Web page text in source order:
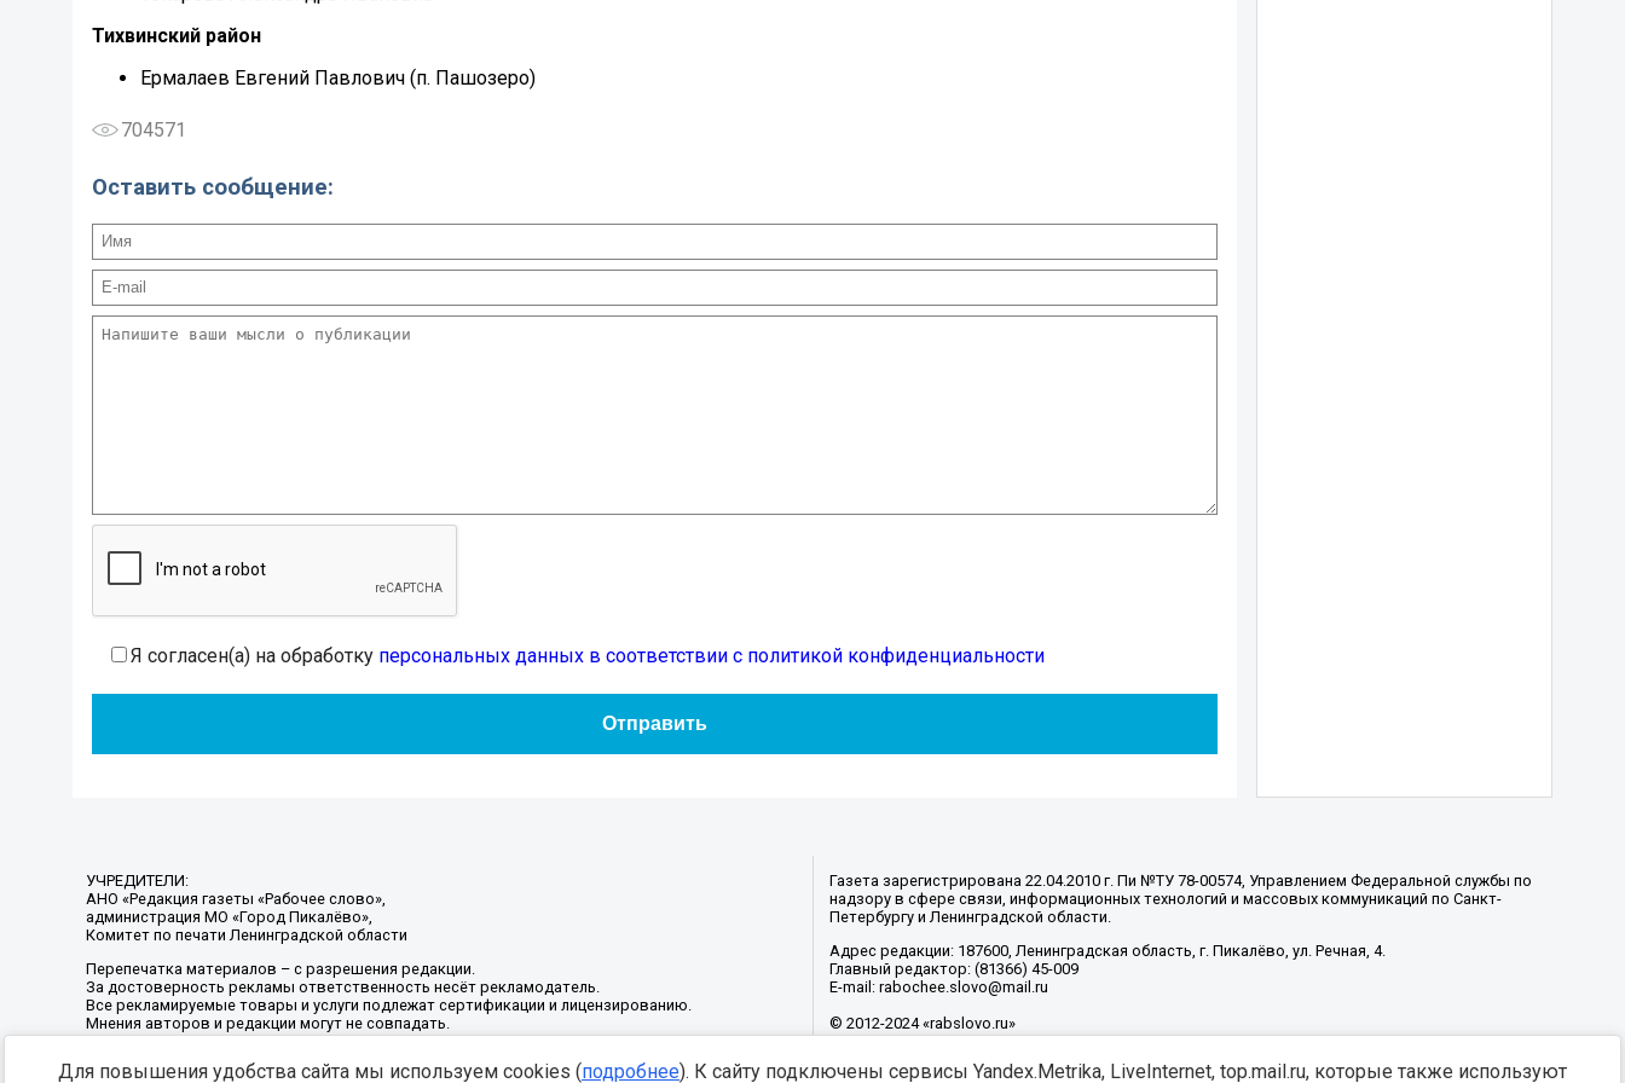
Тихвинский район
Ермалаев Евгений Павлович (п. Пашозеро)
704571
Оставить сообщение:
Я согласен(а) на обработку персональных данных в соответствии с политикой конфиденциальности
УЧРЕДИТЕЛИ:
АНО «Редакция газеты «Рабочее слово»,
администрация МО «Город Пикалёво»,
Комитет по печати Ленинградской области
Перепечатка материалов – с разрешения редакции.
За достоверность рекламы ответственность несёт рекламодатель.
Все рекламируемые товары и услуги подлежат сертификации и лицензированию.
Мнения авторов и редакции могут не совпадать.
Газета зарегистрирована 22.04.2010 г. Пи №ТУ 78-00574, Управлением Федеральной службы по
надзору в сфере связи, информационных технологий и массовых коммуникаций по Санкт-
Петербургу и Ленинградской области.
Адрес редакции: 187600, Ленинградская область, г. Пикалёво, ул. Речная, 4.
Главный редактор: (81366) 45-009
E-mail: rabochee.slovo@mail.ru
© 2012-2024 «rabslovo.ru»
Для повышения удобства сайта мы используем cookies (подробнее). К сайту подключены сервисы Yandex.Metrika, LiveInternet, top.mail.ru, которые также используют